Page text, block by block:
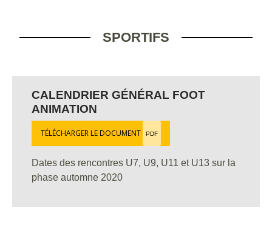
SPORTIFS
CALENDRIER GÉNÉRAL FOOT
ANIMATION
TÉLÉCHARGER LE DOCUMENT PDF
Dates des rencontres U7, U9, U11 et U13 sur la
phase automne 2020